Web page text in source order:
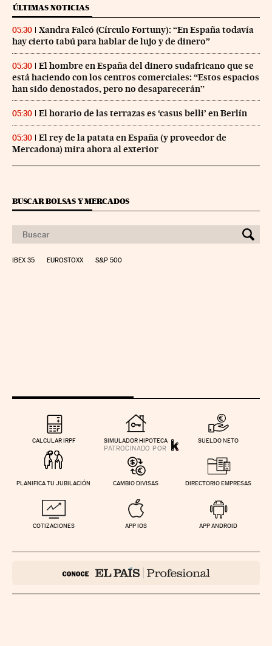
ÚLTIMAS NOTICIAS
05:30
Xandra Falcó (Círculo Fortuny): “En España todavía
hay cierto tabú para hablar de lujo y de dinero”
05:30
El hombre en España del dinero sudafricano que se
está haciendo con los centros comerciales: “Estos espacios
han sido denostados, pero no desaparecerán”
05:30 El horario de las terrazas es ‘casus belli’ en Berlín
05:30
El rey de la patata en España (y proveedor de
Mercadona) mira ahora al exterior
BUSCAR BOLSAS Y MERCADOS
IBEX 35 EUROSTOXX S&P 500
CALCULAR IRPF SIMULADOR HIPOTECA SUELDO NETO
PLANIFICA TU JUBILACIÓN CAMBIO DIVISAS DIRECTORIO EMPRESAS
COTIZACIONES APP IOS APP ANDROID